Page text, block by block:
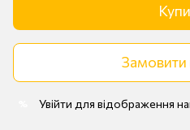
Увійти для відображення